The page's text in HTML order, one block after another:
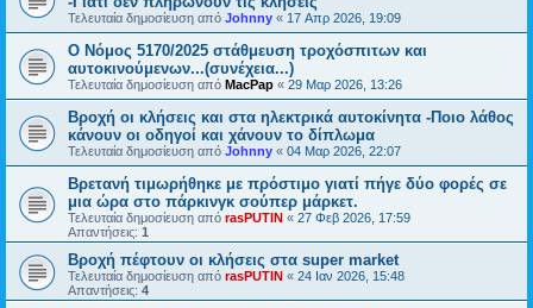
Τελευταία δημοσίευση από Johnny « 17 Απρ 2026, 19:09
Ο Νόμος 5170/2025 στάθμευση τροχόσπιτων και
αυτοκινούμενων...(συνέχεια...)
Τελευταία δημοσίευση από MacPap « 29 Μαρ 2026, 13:26
Βροχή οι κλήσεις και στα ηλεκτρικά αυτοκίνητα -Ποιο λάθος
κάνουν οι οδηγοί και χάνουν το δίπλωμα
Τελευταία δημοσίευση από Johnny « 04 Μαρ 2026, 22:07
Βρετανή τιμωρήθηκε με πρόστιμο γιατί πήγε δύο φορές σε
μια ώρα στο πάρκινγκ σούπερ μάρκετ.
Τελευταία δημοσίευση από rasPUTIN « 27 Φεβ 2026, 17:59
Απαντήσεις: 1
Βροχή πέφτουν οι κλήσεις στα super market
Τελευταία δημοσίευση από rasPUTIN « 24 Ιαν 2026, 15:48
Απαντήσεις: 4